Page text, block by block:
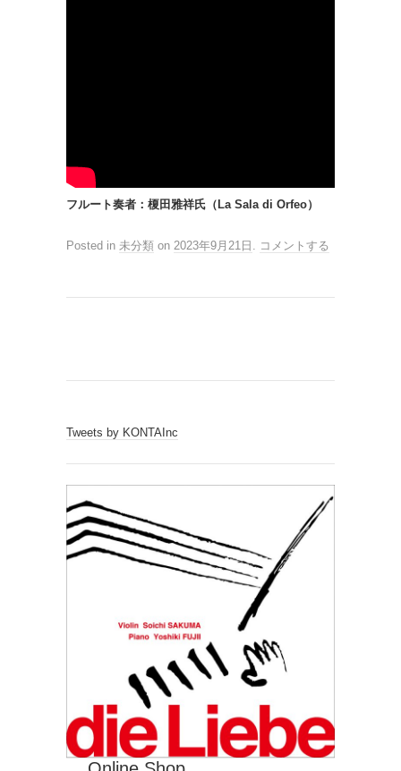
フルート奏者：榎田雅祥氏（La Sala di Orfeo）
Posted in 未分類 on 2023年9月21日 . コメントする
Tweets by KONTAInc